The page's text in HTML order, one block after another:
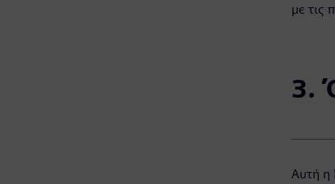
με τις
3.
Αυτή η